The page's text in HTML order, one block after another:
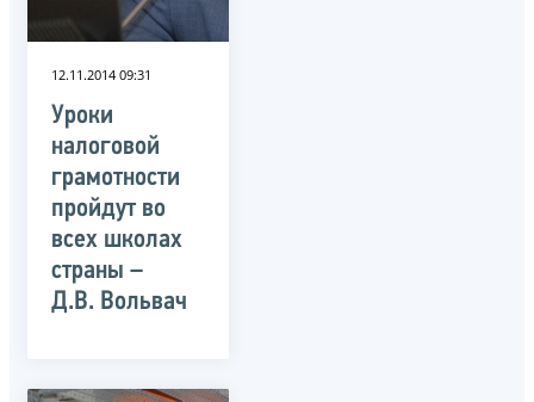
12.11.2014 09:31
Уроки
налоговой
грамотности
пройдут во
всех школах
страны –
Д.В. Вольвач